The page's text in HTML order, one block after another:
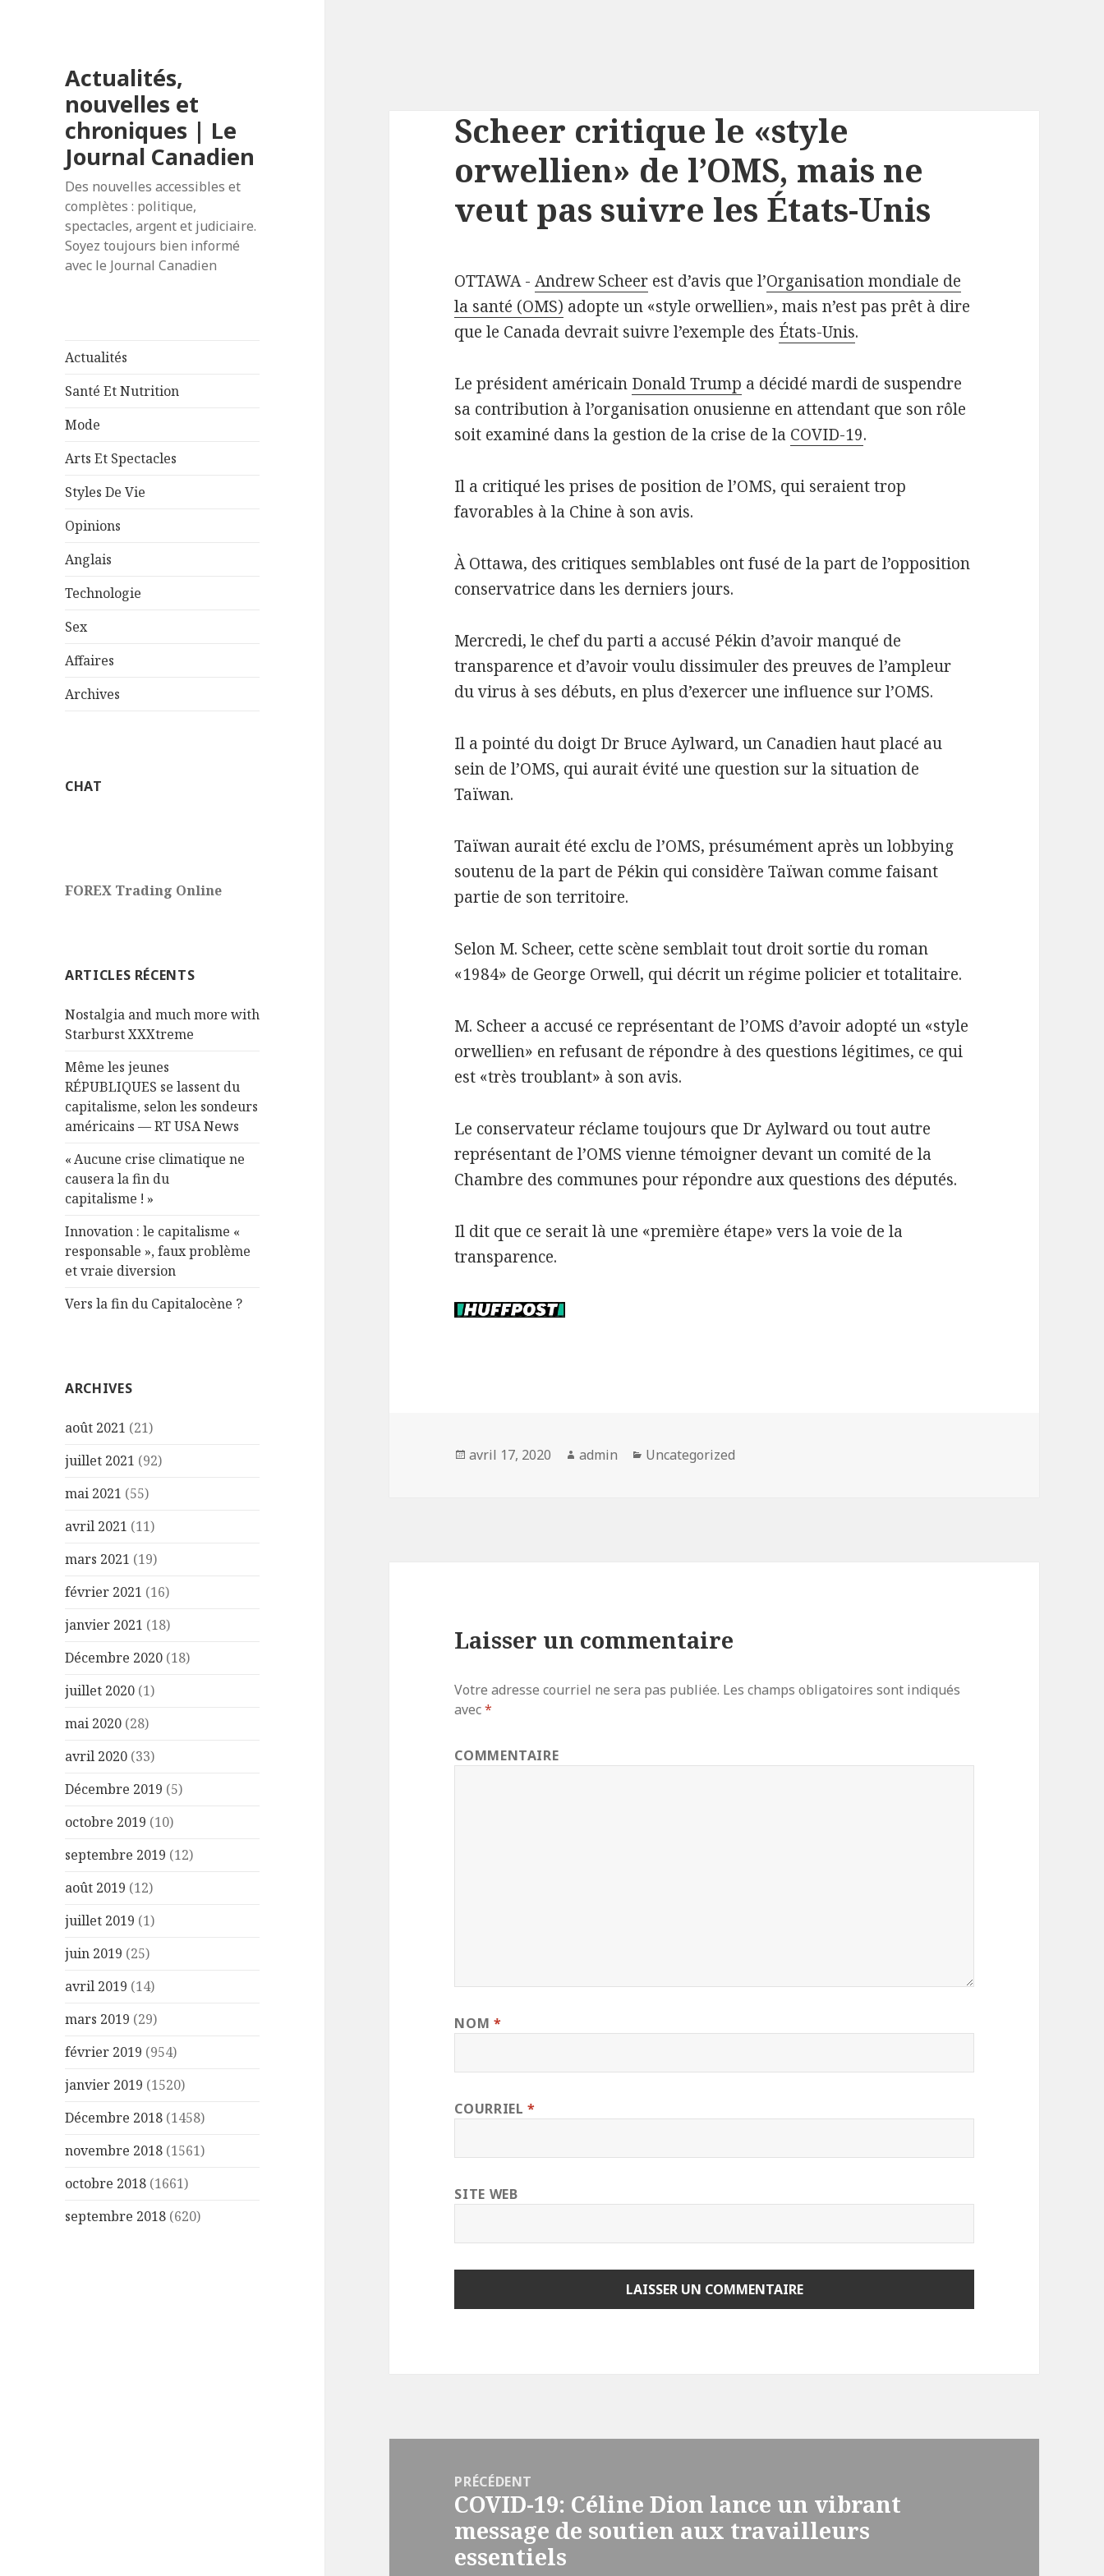
Actualités,
nouvelles et
chroniques | Le
Journal Canadien
Des nouvelles accessibles et
complètes : politique,
spectacles, argent et judiciaire.
Soyez toujours bien informé
avec le Journal Canadien
Actualités
Santé Et Nutrition
Mode
Arts Et Spectacles
Styles De Vie
Opinions
Anglais
Technologie
Sex
Affaires
Archives
CHAT
FOREX Trading Online
ARTICLES RÉCENTS
Nostalgia and much more with
Starburst XXXtreme
Même les jeunes
RÉPUBLIQUES se lassent du
capitalisme, selon les sondeurs
américains — RT USA News
« Aucune crise climatique ne
causera la fin du
capitalisme ! »
Innovation : le capitalisme «
responsable », faux problème
et vraie diversion
Vers la fin du Capitalocène ?
ARCHIVES
août 2021 (21)
juillet 2021 (92)
mai 2021 (55)
avril 2021 (11)
mars 2021 (19)
février 2021 (16)
janvier 2021 (18)
Décembre 2020 (18)
juillet 2020 (1)
mai 2020 (28)
avril 2020 (33)
Décembre 2019 (5)
octobre 2019 (10)
septembre 2019 (12)
août 2019 (12)
juillet 2019 (1)
juin 2019 (25)
avril 2019 (14)
mars 2019 (29)
février 2019 (954)
janvier 2019 (1520)
Décembre 2018 (1458)
novembre 2018 (1561)
octobre 2018 (1661)
septembre 2018 (620)
Scheer critique le «style
orwellien» de l’OMS, mais ne
veut pas suivre les États-Unis
OTTAWA -Andrew Scheer est d’avis que l’Organisation mondiale de
la santé (OMS) adopte un «style orwellien», mais n’est pas prêt à dire
que le Canada devrait suivre l’exemple des États-Unis.
Le président américain Donald Trump a décidé mardi de suspendre
sa contribution à l’organisation onusienne en attendant que son rôle
soit examiné dans la gestion de la crise de la COVID-19.
Il a critiqué les prises de position de l’OMS, qui seraient trop
favorables à la Chine à son avis.
À Ottawa, des critiques semblables ont fusé de la part de l’opposition
conservatrice dans les derniers jours.
Mercredi, le chef du parti a accusé Pékin d’avoir manqué de
transparence et d’avoir voulu dissimuler des preuves de l’ampleur
du virus à ses débuts, en plus d’exercer une influence sur l’OMS.
Il a pointé du doigt Dr Bruce Aylward, un Canadien haut placé au
sein de l’OMS, qui aurait évité une question sur la situation de
Taïwan.
Taïwan aurait été exclu de l’OMS, présumément après un lobbying
soutenu de la part de Pékin qui considère Taïwan comme faisant
partie de son territoire.
Selon M. Scheer, cette scène semblait tout droit sortie du roman
«1984» de George Orwell, qui décrit un régime policier et totalitaire.
M. Scheer a accusé ce représentant de l’OMS d’avoir adopté un «style
orwellien» en refusant de répondre à des questions légitimes, ce qui
est «très troublant» à son avis.
Le conservateur réclame toujours que Dr Aylward ou tout autre
représentant de l’OMS vienne témoigner devant un comité de la
Chambre des communes pour répondre aux questions des députés.
Il dit que ce serait là une «première étape» vers la voie de la
transparence.
Publié
avril 17, 2020 Auteur
admin Catégories
Uncategorized
Laisser un commentaire
Votre adresse courriel ne sera pas publiée. Les champs obligatoires sont indiqués
avec*
COMMENTAIRE
NOM *
COURRIEL*
SITE WEB
l'article
PRÉCÉDENT
Article
précédent :
COVID-19: Céline Dion lance un vibrant
message de soutien aux travailleurs
essentiels